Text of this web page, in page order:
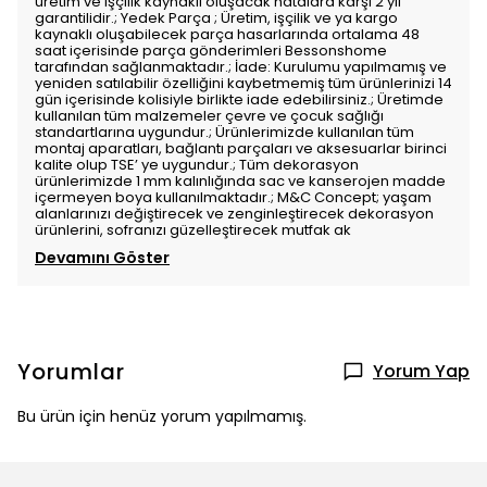
garantilidir.; Yedek Parça ; Üretim, işçilik ve ya kargo
kaynaklı oluşabilecek parça hasarlarında ortalama 48
saat içerisinde parça gönderimleri Bessonshome
tarafından sağlanmaktadır.; İade: Kurulumu yapılmamış ve
yeniden satılabilir özelliğini kaybetmemiş tüm ürünlerinizi 14
gün içerisinde kolisiyle birlikte iade edebilirsiniz.; Üretimde
kullanılan tüm malzemeler çevre ve çocuk sağlığı
standartlarına uygundur.; Ürünlerimizde kullanılan tüm
montaj aparatları, bağlantı parçaları ve aksesuarlar birinci
kalite olup TSE’ ye uygundur.; Tüm dekorasyon
ürünlerimizde 1 mm kalınlığında sac ve kanserojen madde
içermeyen boya kullanılmaktadır.; M&C Concept; yaşam
alanlarınızı değiştirecek ve zenginleştirecek dekorasyon
ürünlerini, sofranızı güzelleştirecek mutfak ak
Devamını Göster
Yorumlar Yorum Yap
Bu ürün için henüz yorum yapılmamış.